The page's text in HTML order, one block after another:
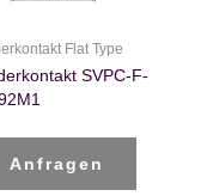
Flat Type
SVPC-F-
Anfragen